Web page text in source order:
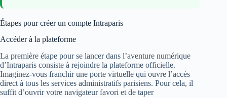
Étapes pour créer un compte Intraparis
Accéder à la plateforme
La première étape pour se lancer dans l’aventure numérique
d’Intraparis consiste à rejoindre la plateforme officielle.
Imaginez-vous franchir une porte virtuelle qui ouvre l’accès
direct à tous les services administratifs parisiens. Pour cela, il
suffit d’ouvrir votre navigateur favori et de taper